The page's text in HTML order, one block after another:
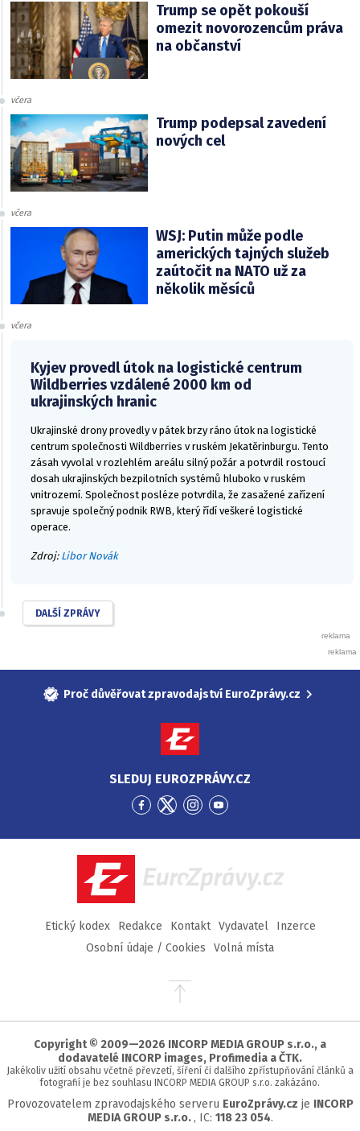
Trump se opět pokouší
omezit novorozencům práva
na občanství
včera
Trump podepsal zavedení
nových cel
včera
WSJ: Putin může podle
amerických tajných služeb
zaútočit na NATO už za
několik měsíců
včera
Kyjev provedl útok na logistické centrum
Wildberries vzdálené 2000 km od
ukrajinských hranic
Ukrajinské drony provedly v pátek brzy ráno útok na logistické
centrum společnosti Wildberries v ruském Jekatěrinburgu. Tento
zásah vyvolal v rozlehlém areálu silný požár a potvrdil rostoucí
dosah ukrajinských bezpilotních systémů hluboko v ruském
vnitrozemí. Společnost posléze potvrdila, že zasažené zařízení
spravuje společný podnik RWB, který řídí veškeré logistické
operace.
Zdroj: Libor Novák
DALŠÍ ZPRÁVY
Proč důvěřovat zpravodajství EuroZprávy.cz
SLEDUJ EUROZPRÁVY.CZ
Přejít
Facebook
Přejít
Twitter
Přejít
Instagram
Přejít
YouTube
EuroZprávy.cz
Etický kodex Redakce Kontakt Vydavatel
Inzerce
Osobní údaje / Cookies
Volná místa
Přejít
stránky
Copyright © 2009—2026 INCORP MEDIA GROUP s.r.o., a
dodavatelé INCORP images, Profimedia a ČTK.
Jakékoliv užití obsahu včetně převzetí, šíření či dalšího zpřístupňování článků a
fotografií je bez souhlasu INCORP MEDIA GROUP s.r.o. zakázáno.
Provozovatelem zpravodajského serveru EuroZprávy.cz je INCORP
MEDIA GROUP s.r.o. , IC: 118 23 054.